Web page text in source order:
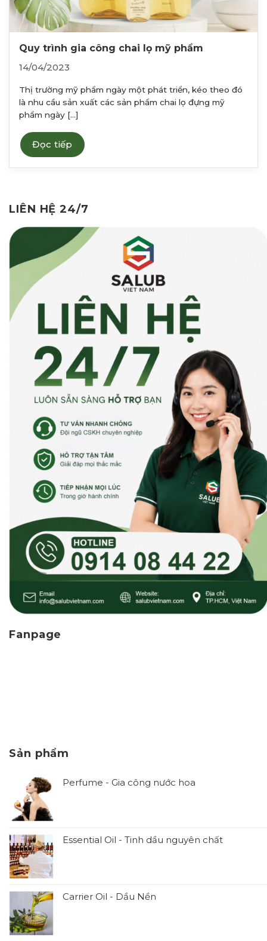
LIÊN HỆ 24/7
Fanpage
Sản phẩm
Perfume - Gia công nước hoa
Essential Oil - Tinh dầu nguyên chất
Carrier Oil - Dầu Nền
Quy trình gia công chai lọ mỹ phẩm
14/04/2023
Thị trường mỹ phẩm ngày một phát triển, kéo theo đó
là nhu cầu sản xuất các sản phẩm chai lọ đựng mỹ
phẩm ngày [...]
Đọc tiếp